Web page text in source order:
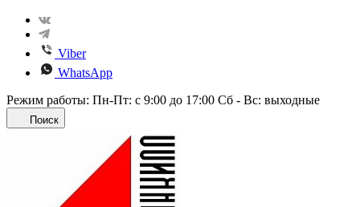
Viber
WhatsApp
Режим работы: Пн-Пт: с 9:00 до 17:00 Сб - Вс: выходные
Поиск